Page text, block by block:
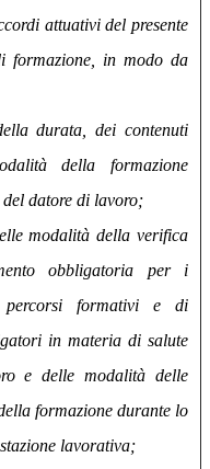
attuativi del presente
formazione, in modo da
durata, dei contenuti
della formazione
datore di lavoro;
modalità della verifica
obbligatoria per i
formativi e di
in materia di salute
e delle modalità delle
formazione durante lo
lavorativa;